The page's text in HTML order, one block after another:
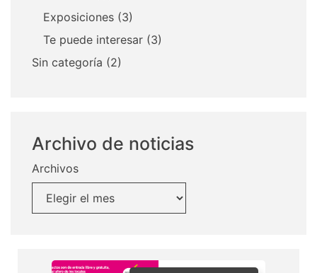
Exposiciones (3)
Te puede interesar (3)
Sin categoría (2)
Archivo de noticias
Archivos